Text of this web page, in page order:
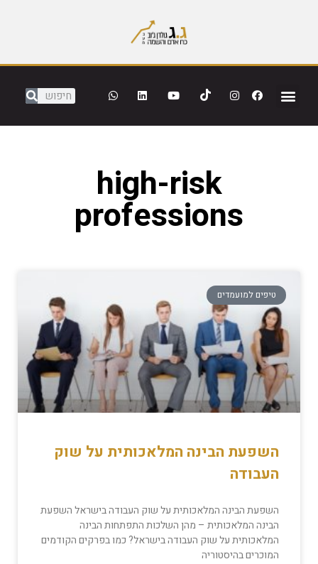
high-risk
professions
טיפים למועמדים
השפעת הבינה המלאכותית על שוק
העבודה
השפעת הבינה המלאכותית על שוק העבודה בישראל השפעת
הבינה המלאכותית – מהן השלכות התפתחות הבינה
המלאכותית על שוק העבודה בישראל? כמו בפרקים הקודמים
המוכרים בהיסטוריה